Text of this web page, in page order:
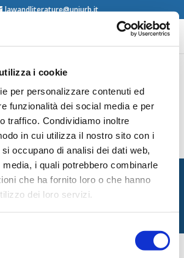
i cookie
per personalizzare contenuti ed
funzionalità dei social media e per
traffico. Condividiamo inoltre
in cui utilizza il nostro sito con i
occupano di analisi dei dati web,
i quali potrebbero combinarle
che ha fornito loro o che hanno
dei loro servizi.
lawandliterature@uniurb.it
Jerome S. Bruner,
Harvard University Press,
for Law and Literature
— Università degli Studi